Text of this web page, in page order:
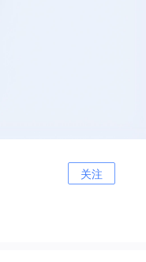
关注